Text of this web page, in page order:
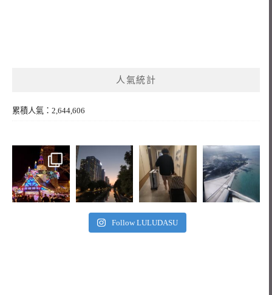
人氣統計
累積人氣：2,644,606
Follow LULUDASU